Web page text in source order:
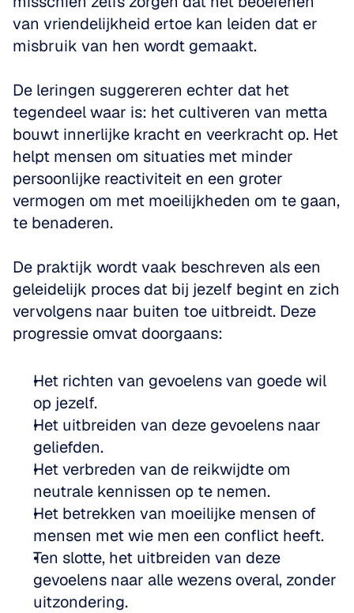
van vriendelijkheid ertoe kan leiden dat er
misbruik van hen wordt gemaakt.
De leringen suggereren echter dat het
tegendeel waar is: het cultiveren van metta
bouwt innerlijke kracht en veerkracht op. Het
helpt mensen om situaties met minder
persoonlijke reactiviteit en een groter
vermogen om met moeilijkheden om te gaan,
te benaderen.
De praktijk wordt vaak beschreven als een
geleidelijk proces dat bij jezelf begint en zich
vervolgens naar buiten toe uitbreidt. Deze
progressie omvat doorgaans:
Het richten van gevoelens van goede wil
op jezelf.
Het uitbreiden van deze gevoelens naar
geliefden.
Het verbreden van de reikwijdte om
neutrale kennissen op te nemen.
Het betrekken van moeilijke mensen of
mensen met wie men een conflict heeft.
Ten slotte, het uitbreiden van deze
gevoelens naar alle wezens overal, zonder
uitzondering.